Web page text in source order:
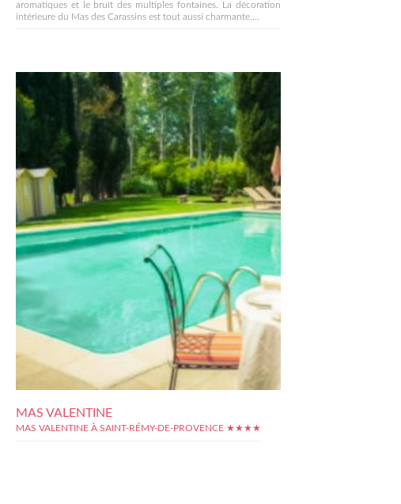
aromatiques et le bruit des multiples fontaines. La décoration
intérieure du Mas des Carassins est tout aussi charmante....
MAS VALENTINE
MAS VALENTINE À SAINT-RÉMY-DE-PROVENCE ★★★★